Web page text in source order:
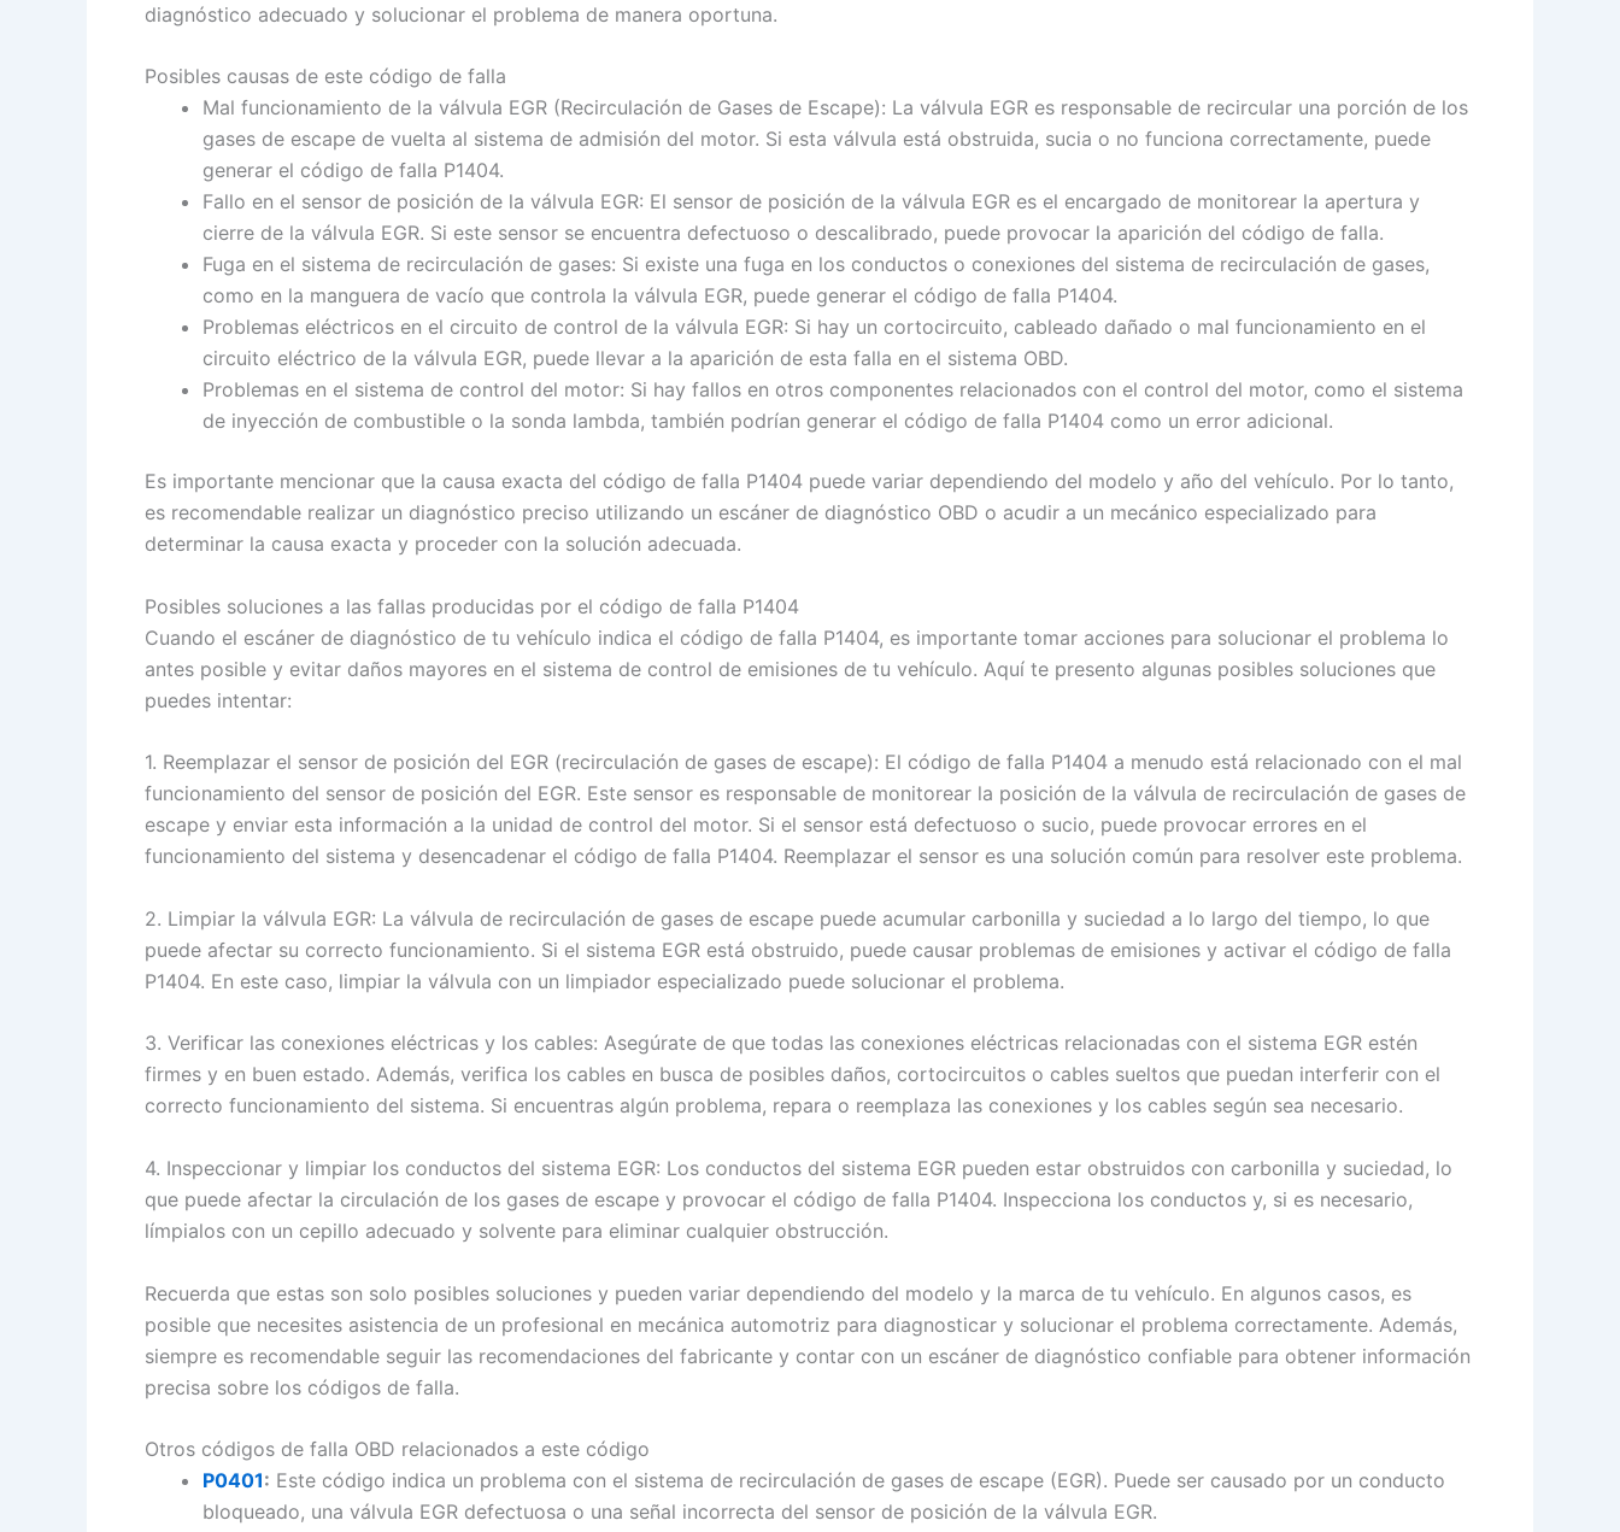
diagnóstico adecuado y solucionar el problema de manera oportuna.
Posibles causas de este código de falla
Mal funcionamiento de la válvula EGR (Recirculación de Gases de Escape): La válvula EGR es responsable de recircular una porción de los
gases de escape de vuelta al sistema de admisión del motor. Si esta válvula está obstruida, sucia o no funciona correctamente, puede
generar el código de falla P1404.
Fallo en el sensor de posición de la válvula EGR: El sensor de posición de la válvula EGR es el encargado de monitorear la apertura y
cierre de la válvula EGR. Si este sensor se encuentra defectuoso o descalibrado, puede provocar la aparición del código de falla.
Fuga en el sistema de recirculación de gases: Si existe una fuga en los conductos o conexiones del sistema de recirculación de gases,
como en la manguera de vacío que controla la válvula EGR, puede generar el código de falla P1404.
Problemas eléctricos en el circuito de control de la válvula EGR: Si hay un cortocircuito, cableado dañado o mal funcionamiento en el
circuito eléctrico de la válvula EGR, puede llevar a la aparición de esta falla en el sistema OBD.
Problemas en el sistema de control del motor: Si hay fallos en otros componentes relacionados con el control del motor, como el sistema
de inyección de combustible o la sonda lambda, también podrían generar el código de falla P1404 como un error adicional.
Es importante mencionar que la causa exacta del código de falla P1404 puede variar dependiendo del modelo y año del vehículo. Por lo tanto,
es recomendable realizar un diagnóstico preciso utilizando un escáner de diagnóstico OBD o acudir a un mecánico especializado para
determinar la causa exacta y proceder con la solución adecuada.
Posibles soluciones a las fallas producidas por el código de falla P1404
Cuando el escáner de diagnóstico de tu vehículo indica el código de falla P1404, es importante tomar acciones para solucionar el problema lo
antes posible y evitar daños mayores en el sistema de control de emisiones de tu vehículo. Aquí te presento algunas posibles soluciones que
puedes intentar:
1. Reemplazar el sensor de posición del EGR (recirculación de gases de escape): El código de falla P1404 a menudo está relacionado con el mal
funcionamiento del sensor de posición del EGR. Este sensor es responsable de monitorear la posición de la válvula de recirculación de gases de
escape y enviar esta información a la unidad de control del motor. Si el sensor está defectuoso o sucio, puede provocar errores en el
funcionamiento del sistema y desencadenar el código de falla P1404. Reemplazar el sensor es una solución común para resolver este problema.
2. Limpiar la válvula EGR: La válvula de recirculación de gases de escape puede acumular carbonilla y suciedad a lo largo del tiempo, lo que
puede afectar su correcto funcionamiento. Si el sistema EGR está obstruido, puede causar problemas de emisiones y activar el código de falla
P1404. En este caso, limpiar la válvula con un limpiador especializado puede solucionar el problema.
3. Verificar las conexiones eléctricas y los cables: Asegúrate de que todas las conexiones eléctricas relacionadas con el sistema EGR estén
firmes y en buen estado. Además, verifica los cables en busca de posibles daños, cortocircuitos o cables sueltos que puedan interferir con el
correcto funcionamiento del sistema. Si encuentras algún problema, repara o reemplaza las conexiones y los cables según sea necesario.
4. Inspeccionar y limpiar los conductos del sistema EGR: Los conductos del sistema EGR pueden estar obstruidos con carbonilla y suciedad, lo
que puede afectar la circulación de los gases de escape y provocar el código de falla P1404. Inspecciona los conductos y, si es necesario,
límpialos con un cepillo adecuado y solvente para eliminar cualquier obstrucción.
Recuerda que estas son solo posibles soluciones y pueden variar dependiendo del modelo y la marca de tu vehículo. En algunos casos, es
posible que necesites asistencia de un profesional en mecánica automotriz para diagnosticar y solucionar el problema correctamente. Además,
siempre es recomendable seguir las recomendaciones del fabricante y contar con un escáner de diagnóstico confiable para obtener información
precisa sobre los códigos de falla.
Otros códigos de falla OBD relacionados a este código
P0401: Este código indica un problema con el sistema de recirculación de gases de escape (EGR). Puede ser causado por un conducto
bloqueado, una válvula EGR defectuosa o una señal incorrecta del sensor de posición de la válvula EGR.